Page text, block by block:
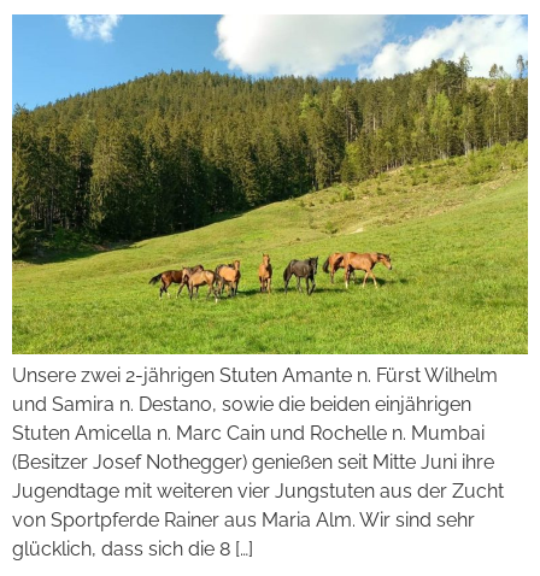
Unsere zwei 2-jährigen Stuten Amante n. Fürst Wilhelm
und Samira n. Destano, sowie die beiden einjährigen
Stuten Amicella n. Marc Cain und Rochelle n. Mumbai
(Besitzer Josef Nothegger) genießen seit Mitte Juni ihre
Jugendtage mit weiteren vier Jungstuten aus der Zucht
von Sportpferde Rainer aus Maria Alm. Wir sind sehr
glücklich, dass sich die 8 […]